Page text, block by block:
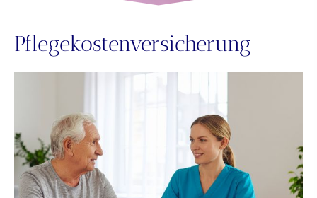
Pflegekostenversicherung